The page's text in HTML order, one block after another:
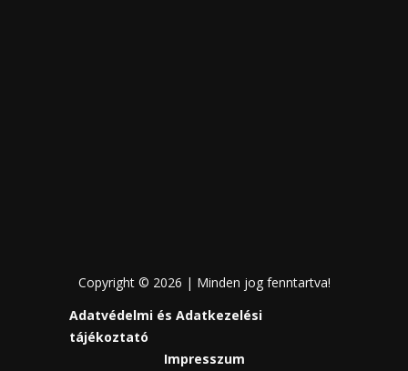
Copyright © 2026 | Minden jog fenntartva!
Adatvédelmi és Adatkezelési
tájékoztató
Impresszum